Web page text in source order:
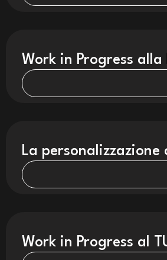
Work in Progress
La
Work in Progress al